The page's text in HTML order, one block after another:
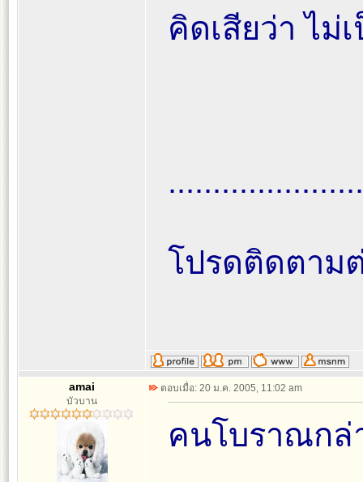
คิดเสียว่า ไม่
โปรดติดตาม
amai
บัวบาน
ตอบเมื่อ: 20 ม.ค. 2005, 11:02 am
คนโบราณกล่